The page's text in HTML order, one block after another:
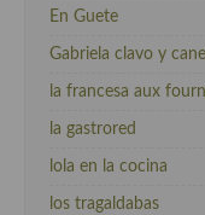
En Guete
Gabriela clavo y
la francesa aux
la gastrored
lola en la cocina
los tragaldabas